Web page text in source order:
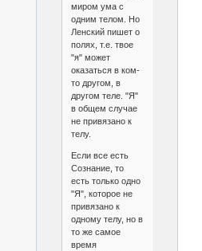
миром ума с
одним телом. Но
Ленский пишет о
полях, т.е. твое
"я" может
оказаться в ком-
то другом, в
другом теле. "Я"
в общем случае
не привязано к
телу.
Если все есть
Сознание, то
есть только одно
"Я", которое не
привязано к
одному телу, но в
то же самое
время